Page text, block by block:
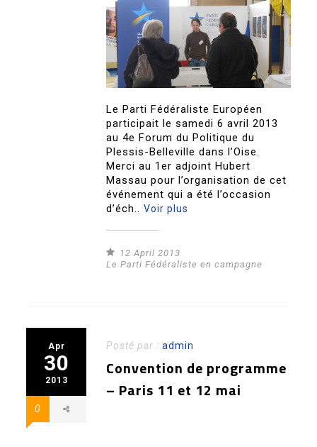
Le Parti Fédéraliste Européen
participait le samedi 6 avril 2013
au 4e Forum du Politique du
Plessis-Belleville dans l’Oise.
Merci au 1er adjoint Hubert
Massau pour l’organisation de cet
événement qui a été l’occasion
d’éch..Voir plus
12 April 2013
Le Parti Fédéraliste en campagne
Apr
30
2013
0
Posté par :admin
Convention de programme
– Paris 11 et 12 mai